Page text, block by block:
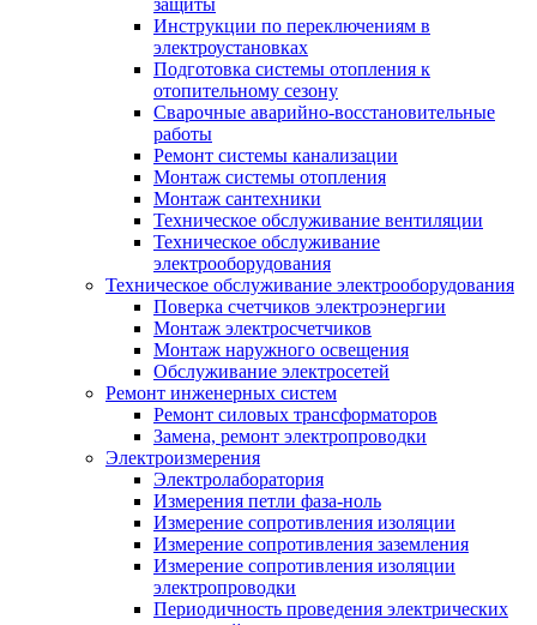
защиты
Инструкции по переключениям в
электроустановках
Подготовка системы отопления к
отопительному сезону
Сварочные аварийно-восстановительные
работы
Ремонт системы канализации
Монтаж системы отопления
Монтаж сантехники
Техническое обслуживание вентиляции
Техническое обслуживание
электрооборудования
Техническое обслуживание электрооборудования
Поверка счетчиков электроэнергии
Монтаж электросчетчиков
Монтаж наружного освещения
Обслуживание электросетей
Ремонт инженерных систем
Ремонт силовых трансформаторов
Замена, ремонт электропроводки
Электроизмерения
Электролаборатория
Измерения петли фаза-ноль
Измерение сопротивления изоляции
Измерение сопротивления заземления
Измерение сопротивления изоляции
электропроводки
Периодичность проведения электрических